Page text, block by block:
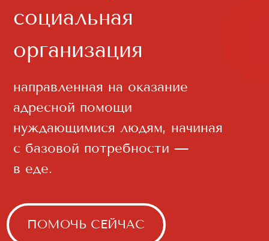
с базовой потребности —